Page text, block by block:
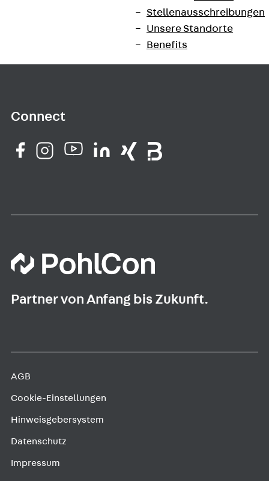
Stellenausschreibungen
Unsere Standorte
Benefits
Connect
Partner von Anfang bis Zukunft.
AGB
Cookie-Einstellungen
Hinweisgebersystem
Datenschutz
Impressum